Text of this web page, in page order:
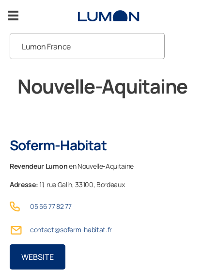
au
Professionnels
Vitrage pour balcon
Vitrage pour terrasse
Support
Contact
NOUS CONTACTER
Lumon France
Nouvelle-Aquitaine
Soferm-Habitat
Revendeur Lumonen Nouvelle-Aquitaine
Adresse:11, rue Galin,33100, Bordeaux
05 56 77 82 77
contact@soferm-habitat.fr
WEBSITE